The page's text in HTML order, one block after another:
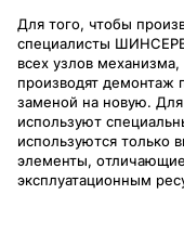
Для того, чтобы
специалисты
всех узлов
производят демонтаж
заменой на новую.
используют
используются только
элементы,
эксплуатационным